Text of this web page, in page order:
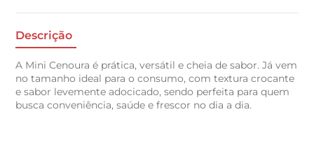
Descrição
A Mini Cenoura é prática, versátil e cheia de sabor. Já vem
no tamanho ideal para o consumo, com textura crocante
e sabor levemente adocicado, sendo perfeita para quem
busca conveniência, saúde e frescor no dia a dia.